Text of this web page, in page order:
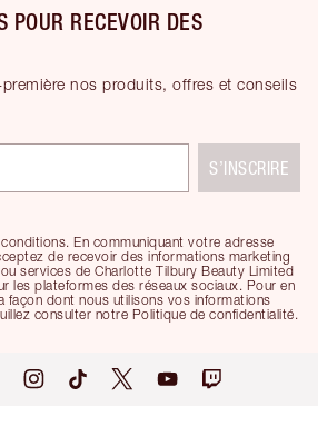
POUR RECEVOIR DES
première nos produits, offres et conseils
En communiquant votre adresse
de recevoir des informations marketing
services de Charlotte Tilbury Beauty Limited
les plateformes des réseaux sociaux. Pour en
façon dont nous utilisons vos informations
consulter notre Politique de confidentialité.
S’INSCRIRE